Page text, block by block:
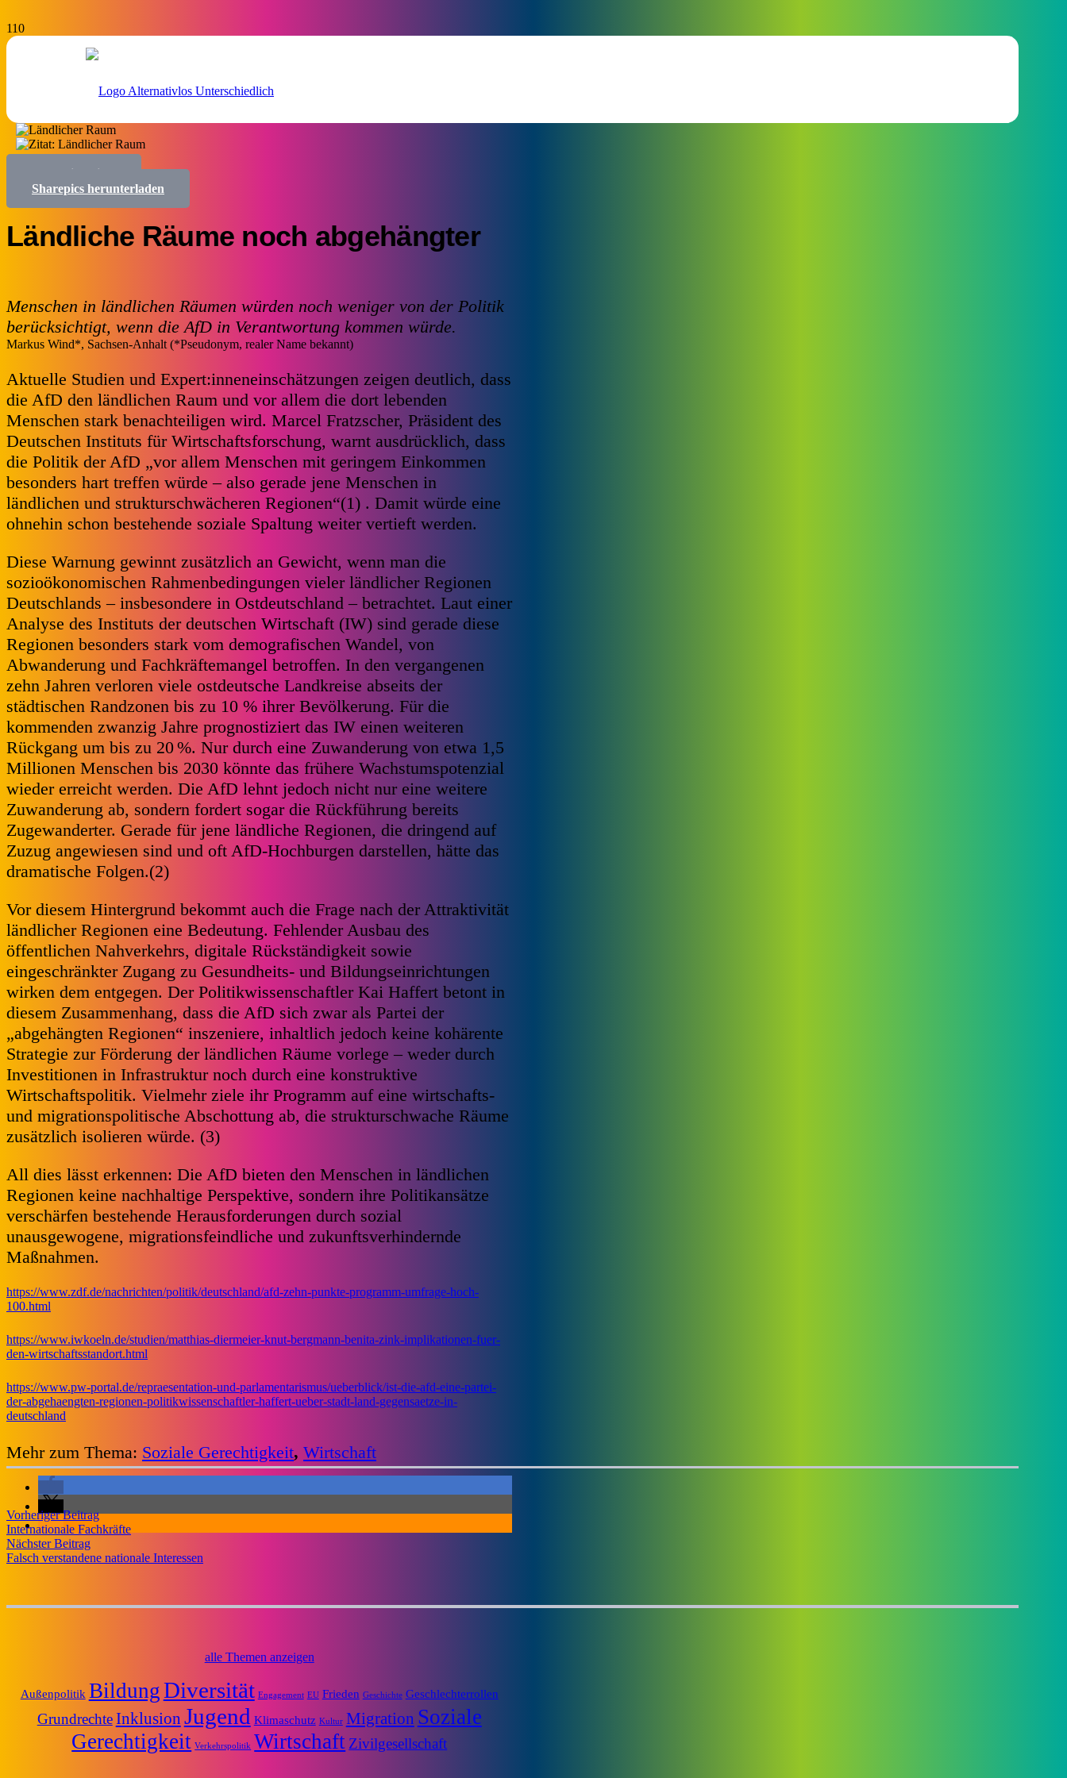
Sharepics teilen
Sharepics herunterladen
Ländliche Räume noch abgehängter
Menschen in ländlichen Räumen würden noch weniger von der Politik
berücksichtigt, wenn die AfD in Verantwortung kommen würde.
Markus Wind*, Sachsen-Anhalt (*Pseudonym, realer Name bekannt)
Aktuelle Studien und Expert:inneneinschätzungen zeigen deutlich, dass
die AfD den ländlichen Raum und vor allem die dort lebenden
Menschen stark benachteiligen wird. Marcel Fratzscher, Präsident des
Deutschen Instituts für Wirtschaftsforschung, warnt ausdrücklich, dass
die Politik der AfD „vor allem Menschen mit geringem Einkommen
besonders hart treffen würde – also gerade jene Menschen in
ländlichen und strukturschwächeren Regionen“(1) . Damit würde eine
ohnehin schon bestehende soziale Spaltung weiter vertieft werden.
Diese Warnung gewinnt zusätzlich an Gewicht, wenn man die
sozioökonomischen Rahmenbedingungen vieler ländlicher Regionen
Deutschlands – insbesondere in Ostdeutschland – betrachtet. Laut einer
Analyse des Instituts der deutschen Wirtschaft (IW) sind gerade diese
Regionen besonders stark vom demografischen Wandel, von
Abwanderung und Fachkräftemangel betroffen. In den vergangenen
zehn Jahren verloren viele ostdeutsche Landkreise abseits der
städtischen Randzonen bis zu 10 % ihrer Bevölkerung. Für die
kommenden zwanzig Jahre prognostiziert das IW einen weiteren
Rückgang um bis zu 20 %. Nur durch eine Zuwanderung von etwa 1,5
Millionen Menschen bis 2030 könnte das frühere Wachstumspotenzial
wieder erreicht werden. Die AfD lehnt jedoch nicht nur eine weitere
Zuwanderung ab, sondern fordert sogar die Rückführung bereits
Zugewanderter. Gerade für jene ländliche Regionen, die dringend auf
Zuzug angewiesen sind und oft AfD-Hochburgen darstellen, hätte das
dramatische Folgen.(2)
Vor diesem Hintergrund bekommt auch die Frage nach der Attraktivität
ländlicher Regionen eine Bedeutung. Fehlender Ausbau des
öffentlichen Nahverkehrs, digitale Rückständigkeit sowie
eingeschränkter Zugang zu Gesundheits- und Bildungseinrichtungen
wirken dem entgegen. Der Politikwissenschaftler Kai Haffert betont in
diesem Zusammenhang, dass die AfD sich zwar als Partei der
„abgehängten Regionen“ inszeniere, inhaltlich jedoch keine kohärente
Strategie zur Förderung der ländlichen Räume vorlege – weder durch
Investitionen in Infrastruktur noch durch eine konstruktive
Wirtschaftspolitik. Vielmehr ziele ihr Programm auf eine wirtschafts-
und migrationspolitische Abschottung ab, die strukturschwache Räume
zusätzlich isolieren würde. (3)
All dies lässt erkennen: Die AfD bieten den Menschen in ländlichen
Regionen keine nachhaltige Perspektive, sondern ihre Politikansätze
verschärfen bestehende Herausforderungen durch sozial
unausgewogene, migrationsfeindliche und zukunftsverhindernde
Maßnahmen.
https://www.zdf.de/nachrichten/politik/deutschland/afd-zehn-punkte-programm-umfrage-hoch-
100.html
https://www.iwkoeln.de/studien/matthias-diermeier-knut-bergmann-benita-zink-implikationen-fuer-
den-wirtschaftsstandort.html
https://www.pw-portal.de/repraesentation-und-parlamentarismus/ueberblick/ist-die-afd-eine-partei-
der-abgehaengten-regionen-politikwissenschaftler-haffert-ueber-stadt-land-gegensaetze-in-
deutschland
Mehr zum Thema: Soziale Gerechtigkeit, Wirtschaft
Vorheriger Beitrag
Internationale Fachkräfte
Nächster Beitrag
Falsch verstandene nationale Interessen
alle Themen anzeigen
Außenpolitik BildungDiversität Engagement EU Frieden Geschichte Geschlechterrollen
Grundrechte Inklusion Jugend Klimaschutz Kultur Migration Soziale
Gerechtigkeit Verkehrspolitik Wirtschaft Zivilgesellschaft